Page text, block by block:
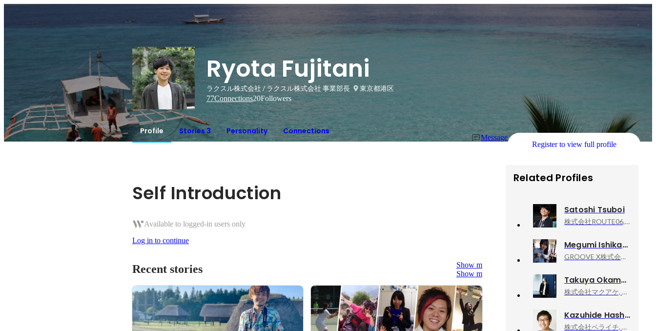
Ryota Fujitani
ラクスル株式会社 / ラクスル株式会社 事業部長
東京都港区
77Connections20Followers
Profile Stories 3 Personality Connections
Message
Register to view full profile
Self Introduction
Available to logged-in users only
Log in to continue
Recent stories
Show more
Show more
Related Profiles
Satoshi Tsuboi
株式会社ROUTE06, プロダクトマネージャー
Megumi Ishikawa
GROOVE X株式会社, エリアプロダクトオーナー
Takuya Okamoto
株式会社マクアケ, リードPdM兼マネージャー
Kazuhide Hashida
株式会社ペライチ, 取締役 Co-Founder